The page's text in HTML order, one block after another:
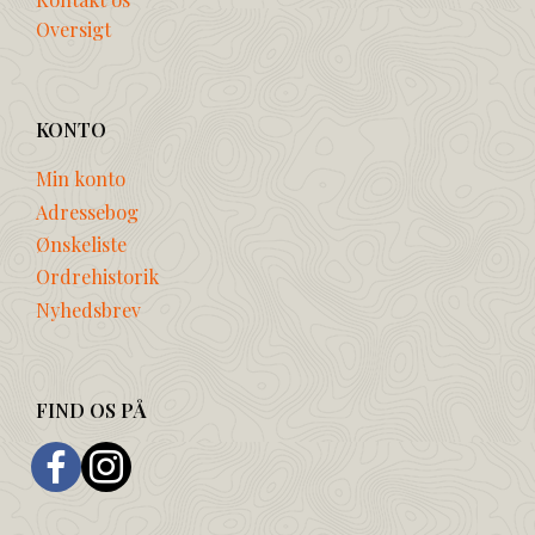
Oversigt
KONTO
Min konto
Adressebog
Ønskeliste
Ordrehistorik
Nyhedsbrev
FIND OS PÅ